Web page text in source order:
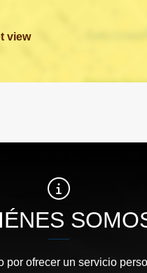
view
ofrecer un servicio